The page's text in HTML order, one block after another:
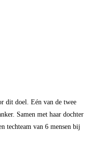
dit doel. Eén van de twee
Samen met haar dochter
techteam van 6 mensen bij